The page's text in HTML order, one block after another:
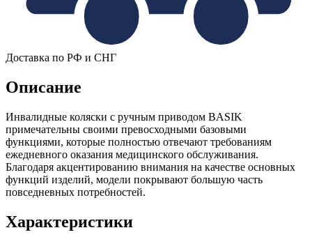
Доставка по РФ и СНГ
Описание
Инвалидные коляски с ручным приводом BASIK
примечательны своими превосходными базовыми
функциями, которые полностью отвечают требованиям
ежедневного оказания медицинского обслуживания.
Благодаря акцентированию внимания на качестве основных
функций изделий, модели покрывают большую часть
повседневных потребностей.
Характеристики